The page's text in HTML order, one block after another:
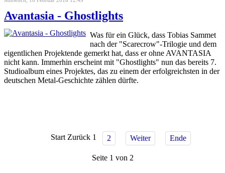
Avantasia - Ghostlights
Was für ein Glück, dass Tobias Sammet
nach der "Scarecrow"-Trilogie und dem
eigentlichen Projektende gemerkt hat, dass er ohne AVANTASIA
nicht kann. Immerhin erscheint mit "Ghostlights" nun das bereits 7.
Studioalbum eines Projektes, das zu einem der erfolgreichsten in der
deutschen Metal-Geschichte zählen dürfte.
Start Zurück 1 2 Weiter Ende
Seite 1 von 2